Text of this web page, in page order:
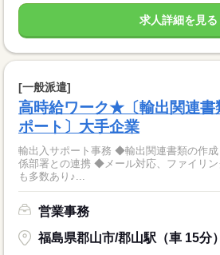
求人詳細を見る
[一般派遣]
高時給ワーク★〔輸出関連書
ポート〕大手企業
輸出入サポート事務 ◆輸出関連書類の作成 ◆データ入力・更新 ◆関
係部署との連携 ◆メール対応、ファイリング ＝＝上記のお仕事
も多数あり♪...
営業事務
福島県郡山市/郡山駅（車 15分）